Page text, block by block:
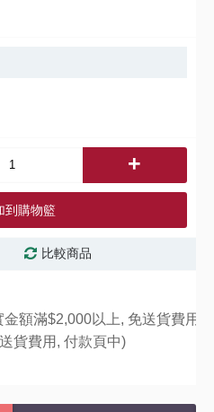
+
到購物籃
比較商品
額滿$2,000以上, 免送貨費用,
貨費用, 付款頁中)